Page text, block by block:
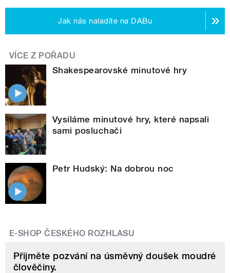
Jak nás naladíte na DABu
VÍCE Z POŘADU
Shakespearovské minutové hry
Vysíláme minutové hry, které napsali
sami posluchači
Petr Hudský: Na dobrou noc
E-SHOP ČESKÉHO ROZHLASU
Přijměte pozvání na úsměvný doušek moudré
člověčiny.